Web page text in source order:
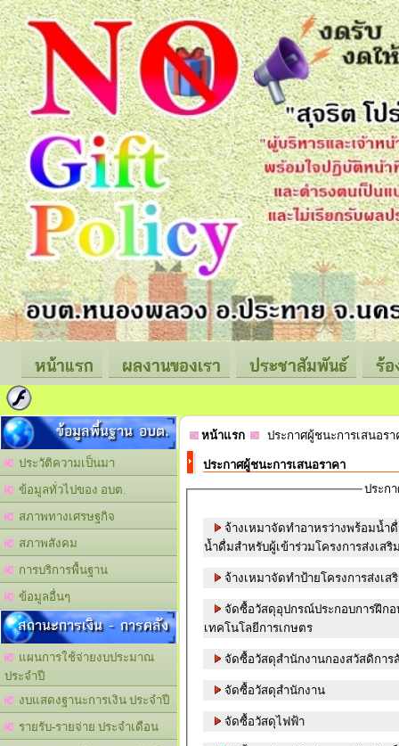
หน้าแรก ผลงานของเรา ประชาสัมพันธ์ ร้
ข้อมูลพื้นฐาน อบต.
ประวัติความเป็นมา
ข้อมูลทั่วไปของ อบต.
สภาพทางเศรษฐกิจ
สภาพสังคม
การบริการพื้นฐาน
ข้อมูลอื่นๆ
สถานะการเงิน - การคลัง
แผนการใช้จ่ายงบประมาณ
ประจำปี
งบแสดงฐานะการเงิน ประจำปี
รายรับ-รายจ่าย ประจำเดือน
หน้าแรก ประกาศผู้ชนะการเสนอร
ประกาศผู้ชนะการเสนอราคา
ประก
จ้างเหมาจัดทำอาหรว่างพร้อมน้ำ
น้ำดื่มสำหรับผู้เข้าร่วมโครงการส่งเสริ
จ้างเหมาจัดทำป้ายโครงการส่งเส
จัดซื้อวัสดุอุปกรณ์ประกอบการฝึกอ
เทคโนโลยีการเกษตร
จัดซื้อวัสดุสำนักงานกองสวัสดิการ
จัดซื้อวัสดุสำนักงาน
จัดซื้อวัสดุไฟฟ้า